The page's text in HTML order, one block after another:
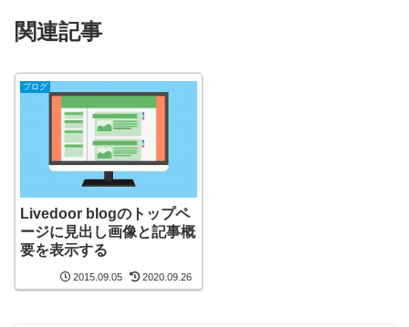
関連記事
ブログ
Livedoor blogのトップペ
ージに見出し画像と記事概
要を表示する
2015.09.05 2020.09.26